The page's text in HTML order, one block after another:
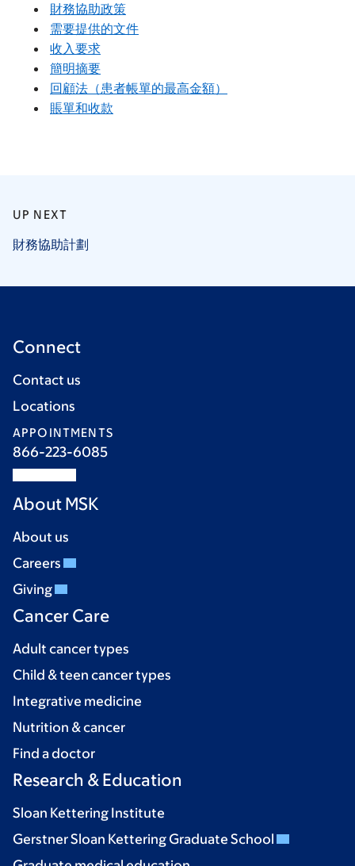
財務協助政策
需要提供的文件
收入要求
簡明摘要
回顧法（患者帳單的最高金額）
賬單和收款
UP NEXT
財務協助計劃
Connect
Contact us
Locations
APPOINTMENTS
866-223-6085
About MSK
About us
Careers
Giving
Cancer Care
Adult cancer types
Child & teen cancer types
Integrative medicine
Nutrition & cancer
Find a doctor
Research & Education
Sloan Kettering Institute
Gerstner Sloan Kettering Graduate School